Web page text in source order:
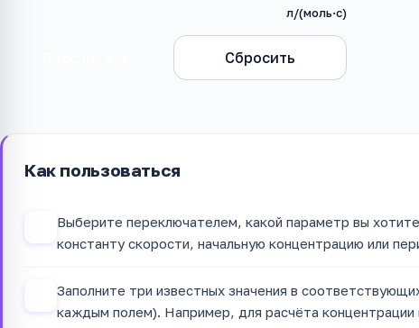
л/(моль·с)
Сбросить
Как пользоваться
Выберите переключателем, какой параметр вы
константу скорости, начальную концентрацию или
Заполните три известных значения в
каждым полем). Например, для расчёта